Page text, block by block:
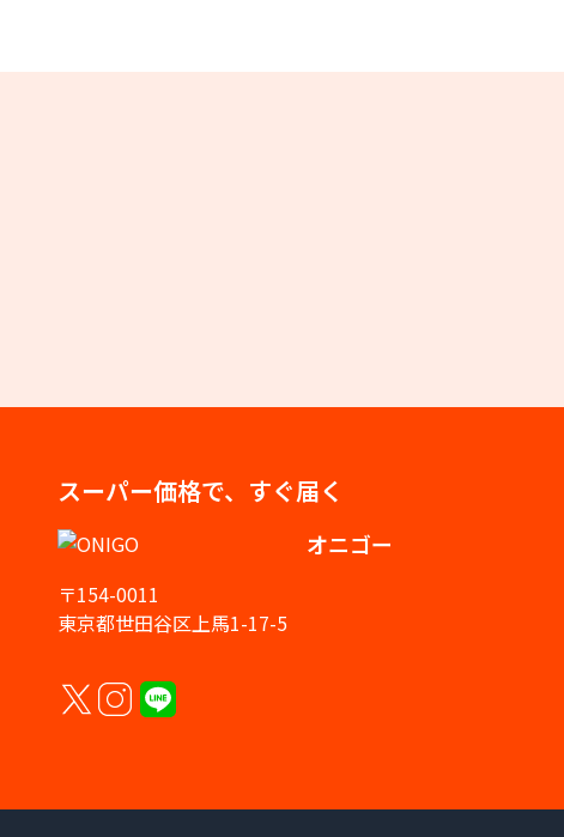
スーパー価格で、すぐ届く
オニゴー
〒154-0011
東京都世田谷区上馬1-17-5